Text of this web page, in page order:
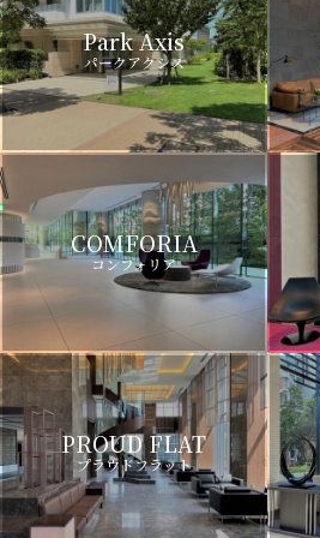
Park Axis
パークアクシス
COMFORIA
コンフォリア
PROUD FLAT
プラウドフラット